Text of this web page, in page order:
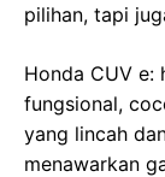
pilihan, tapi
Honda CUV e:
fungsional,
yang lincah
menawarkan